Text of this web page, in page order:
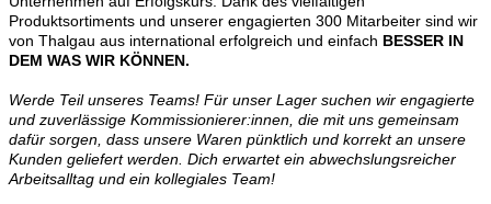
Produktsortiments und unserer engagierten 300 Mitarbeiter sind wir
von Thalgau aus international erfolgreich und einfach BESSER IN
DEM WAS WIR KÖNNEN.
Werde Teil unseres Teams! Für unser Lager suchen wir engagierte
und zuverlässige Kommissionierer:innen, die mit uns gemeinsam
dafür sorgen, dass unsere Waren pünktlich und korrekt an unsere
Kunden geliefert werden. Dich erwartet ein abwechslungsreicher
Arbeitsalltag und ein kollegiales Team!